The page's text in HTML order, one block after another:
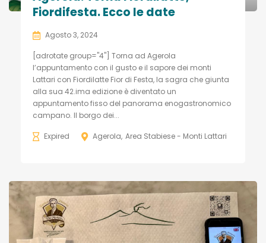
Fiordifesta. Ecco le date
Agosto 3, 2024
[adrotate group="4"] Torna ad Agerola
l’appuntamento con il gusto e il sapore dei monti
Lattari con Fiordilatte Fior di Festa, la sagra che giunta
alla sua 42.ima edizione è diventato un
appuntamento fisso del panorama enogastronomico
campano. Il borgo dei...
Expired Agerola Area Stabiese - Monti Lattari